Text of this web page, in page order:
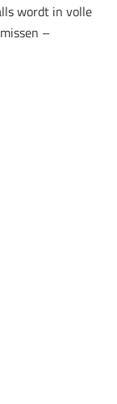
wordt in volle
–